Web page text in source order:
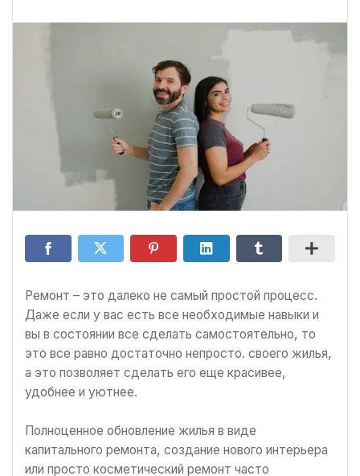
Ремонт – это далеко не самый простой процесс.
Даже если у вас есть все необходимые навыки и
вы в состоянии все сделать самостоятельно, то
это все равно достаточно непросто. своего жилья,
а это позволяет сделать его еще красивее,
удобнее и уютнее.
Полноценное обновление жилья в виде
капитального ремонта, создание нового интерьера
или просто косметический ремонт часто